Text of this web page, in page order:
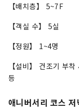
【배치층】 5~7F
【객실 수】 5실
【정원】 1~4명
【설비】 건조기 부
등
애니버서리 코스 저